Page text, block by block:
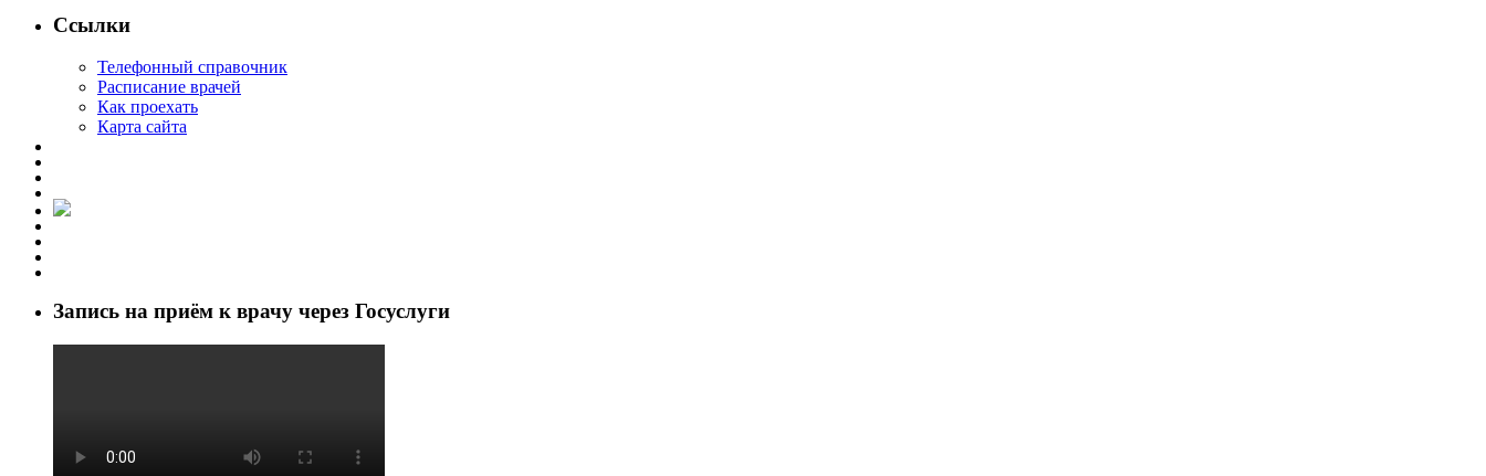
Ссылки
Телефонный справочник
Расписание врачей
Как проехать
Карта сайта
Запись на приём к врачу через Госуслуги